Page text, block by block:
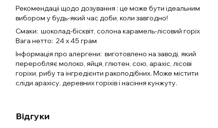
Рекомендації щодо дозування : це може бути ідеальним
вибором у будь-який час доби, коли завгодно!
Смаки: шоколад-бісквіт, солона карамель-лісовий горіх
Вага нетто: 24 х 45 грам
Інформація про алергени: виготовлено на заводі, який
переробляє молоко, яйця, глютен, сою, арахіс, лісові
горіхи, рибу та інгредієнти ракоподібних. Може містити
сліди арахісу, деревних горіхів і насіння кунжуту.
Відгуки